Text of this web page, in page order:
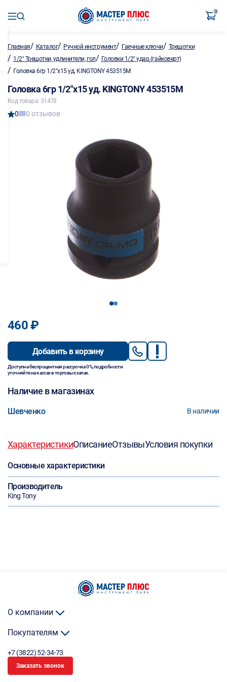
0
Главная/ Каталог/ Ручной инструмент/ Гаечные ключи/ Трещотки
/ 1/2" Трещотки, удлинители, гол/ Головки 1/2" удар.(гайковерт)
/ Головка 6гр 1/2"х15 уд. KINGTONY 453515M
Головка 6гр 1/2"х15 уд. KINGTONY 453515M
Код товара: 31478
0 0 отзывов
12
460 ₽
Добавить в корзину
Доступна беспроцентная рассрочка 0%, подробности
уточняйте на кассах в торговых залах.
Наличие в магазинах
Шевченко В наличии
ХарактеристикиОписаниеОтзывыУсловия покупки
Основные характеристики
Производитель
King Tony
О компании
Покупателям
+7 (3822) 52-34-73
Заказать звонок